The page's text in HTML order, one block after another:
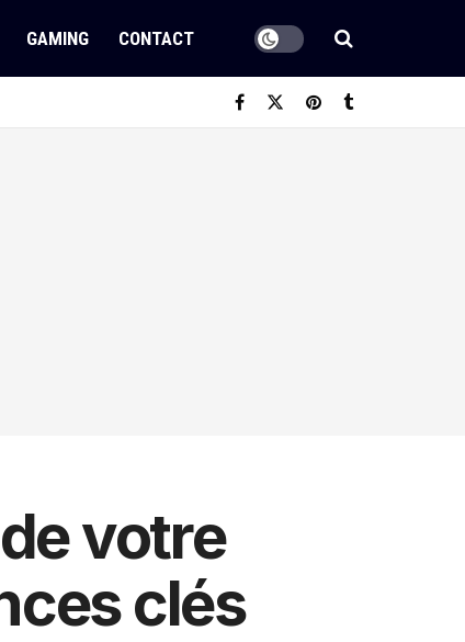
GAMING CONTACT
votre
clés